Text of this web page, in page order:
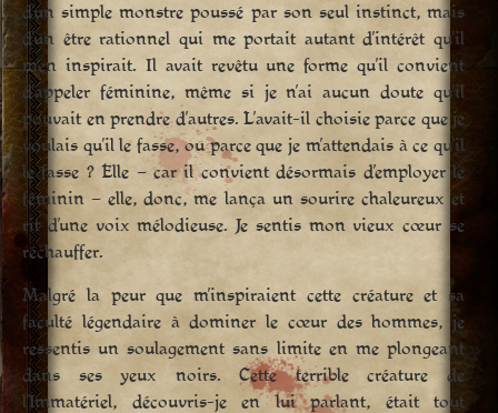
d’un simple monstre poussé par son seul instinct, mais
d’un être rationnel qui me portait autant d’intérêt qu’il
m’en inspirait. Il avait revêtu une forme qu’il convient
d’appeler féminine, même si je n’ai aucun doute qu’il
pouvait en prendre d’autres. L’avait-il choisie parce que je
voulais qu’il le fasse, ou parce que je m’attendais à ce qu’il
le fasse ? Elle – car il convient désormais d’employer le
féminin – elle, donc, me lança un sourire chaleureux et
rit d’une voix mélodieuse. Je sentis mon vieux cœur se
réchauffer.
Malgré la peur que m’inspiraient cette créature et sa
faculté légendaire à dominer le cœur des hommes, je
ressentis un soulagement sans limite en me plongeant
dans ses yeux noirs. Cette terrible créature de
l’Immatériel, découvris-je en lui parlant, était tout